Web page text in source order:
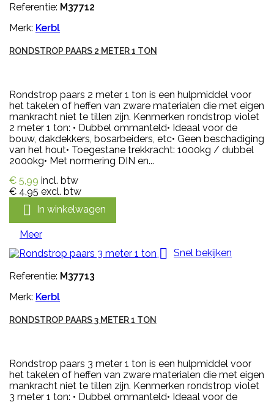
Referentie: M37712
Merk: Kerbl
RONDSTROP PAARS 2 METER 1 TON
Rondstrop paars 2 meter 1 ton is een hulpmiddel voor
het takelen of heffen van zware materialen die met eigen
mankracht niet te tillen zijn. Kenmerken rondstrop violet
2 meter 1 ton: • Dubbel ommanteld• Ideaal voor de
bouw, dakdekkers, bosarbeiders, etc• Geen beschadiging
van het hout• Toegestane trekkracht: 1000kg / dubbel
2000kg• Met normering DIN en...
€ 5,99 incl. btw
€ 4,95 excl. btw
 In winkelwagen
Meer
 Snel bekijken
Referentie: M37713
Merk: Kerbl
RONDSTROP PAARS 3 METER 1 TON
Rondstrop paars 3 meter 1 ton is een hulpmiddel voor
het takelen of heffen van zware materialen die met eigen
mankracht niet te tillen zijn. Kenmerken rondstrop violet
3 meter 1 ton: • Dubbel ommanteld• Ideaal voor de